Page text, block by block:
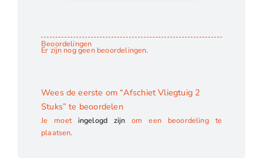
Beoordelingen
Er zijn nog geen beoordelingen.
Wees de eerste om “Afschiet Vliegtuig 2
Stuks” te beoordelen
Je moet ingelogd zijn om een beoordeling te
plaatsen.